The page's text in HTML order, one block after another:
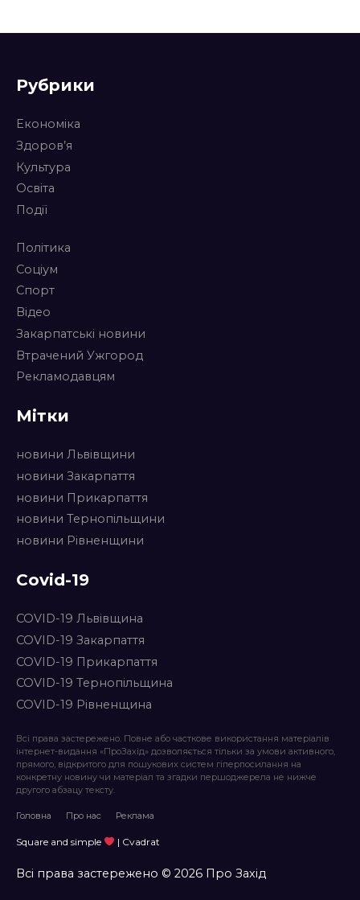
Рубрики
Економіка
Здоров’я
Культура
Освіта
Події
Політика
Соціум
Спорт
Відео
Закарпатські новини
Втрачений Ужгород
Рекламодавцям
Мітки
новини Львівщини
новини Закарпаття
новини Прикарпаття
новини Тернопільщини
новини Рівненщини
Covid-19
COVID-19 Львівщина
COVID-19 Закарпаття
COVID-19 Прикарпаття
COVID-19 Тернопільщина
COVID-19 Рівненщина
Всі права застережено. Повне або часткове використання матеріалів
інтернет-видання «ПроЗахід» дозволяється тільки за умови активного,
прямого, відкритого для пошукових систем гіперпосилання на
конкретну новину чи матеріал та згадки першоджерела не нижче
другого абзацу тексту.
Головна Про нас Реклама
Square and simple | Cvadrat
Всі права застережено © 2026 Про Захід